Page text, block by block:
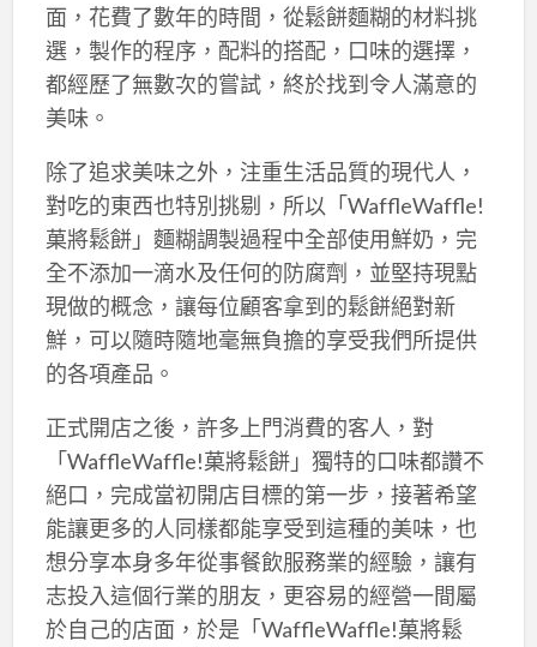
面，花費了數年的時間，從鬆餅麵糊的材料挑
選，製作的程序，配料的搭配，口味的選擇，
都經歷了無數次的嘗試，終於找到令人滿意的
美味。
除了追求美味之外，注重生活品質的現代人，
對吃的東西也特別挑剔，所以「WaffleWaffle!
菓將鬆餅」麵糊調製過程中全部使用鮮奶，完
全不添加一滴水及任何的防腐劑，並堅持現點
現做的概念，讓每位顧客拿到的鬆餅絕對新
鮮，可以隨時隨地毫無負擔的享受我們所提供
的各項產品。
正式開店之後，許多上門消費的客人，對
「WaffleWaffle!菓將鬆餅」獨特的口味都讚不
絕口，完成當初開店目標的第一步，接著希望
能讓更多的人同樣都能享受到這種的美味，也
想分享本身多年從事餐飲服務業的經驗，讓有
志投入這個行業的朋友，更容易的經營一間屬
於自己的店面，於是「WaffleWaffle!菓將鬆